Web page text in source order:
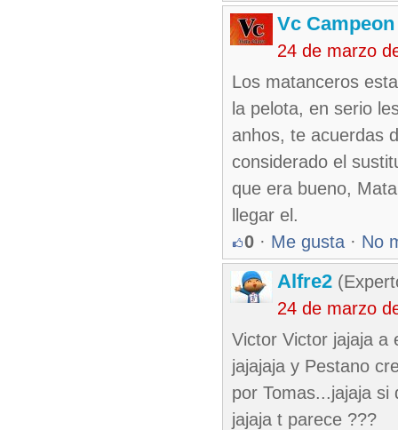
Vc Campeon
24 de marzo
Los matanceros
la pelota, en serio
anhos, te acuerdas
considerado el
que era bueno,
llegar el.
0 · Me gusta · No
Alfre2
24 de marzo
Victor Victor jajaja a
jajajaja y Pestano
por Tomas...jajaja
jajaja t parece ???